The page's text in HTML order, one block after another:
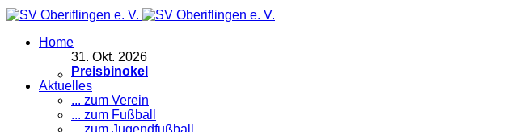
Home
31. Okt. 2026
Preisbinokel
Aktuelles
... zum Verein
... zum Fußball
... zum Jugendfußball